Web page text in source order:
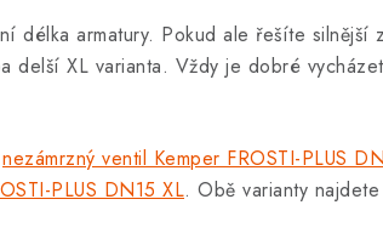
délka armatury. Pokud ale řešíte silnější
delší XL varianta. Vždy je dobré
nezámrzný ventil Kemper FROSTI-PLUS
PLUS DN15 XL. Obě varianty